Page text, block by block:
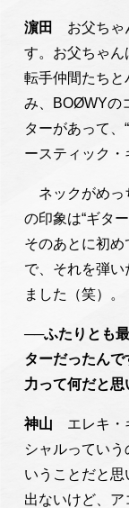
濵田
お父ちゃ
す。お父ちゃん
転手仲間たちと
み、BOØWYの
ターがあって、
ースティック・
ネックがめっ
の印象は“ギタ
そのあとに初
で、それを弾い
ました（笑）。
──ふたりとも
ターだったん
力って何だと思
神山 エレキ・
シャルってい
いうことだと
出ないけど、